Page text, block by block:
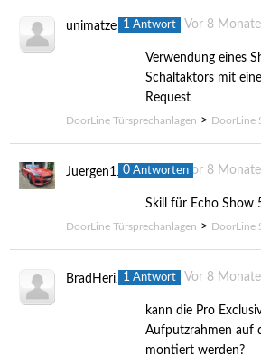
unimatze
Verwendung eines
Schaltaktors mit
Request
Vor 8
1 Antwort
DoorLine Türsprechanlagen > DoorLine
Juergen1956
Skill für Echo Show
Vor 8
0Antworten
DoorLine Türsprechanlagen > DoorLine
kann die Pro
Aufputzrahmen auf
montiert werden?
Vor 8
1 Antwort